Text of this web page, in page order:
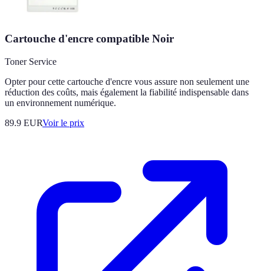
Cartouche d'encre compatible Noir
Toner Service
Opter pour cette cartouche d'encre vous assure non seulement une
réduction des coûts, mais également la fiabilité indispensable dans
un environnement numérique.
89.9 EURVoir le prix